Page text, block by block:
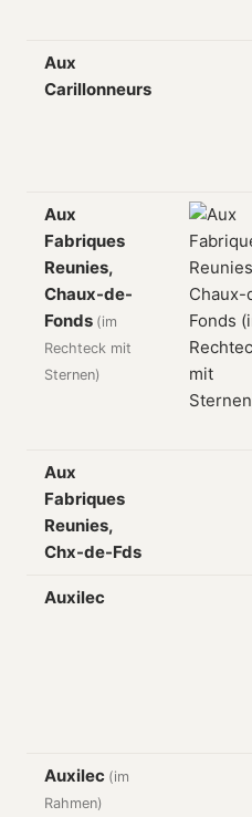
Aux
Carillonneurs
Aux
Fabriques
Reunies,
Chaux-de-
Fonds (im
Rechteck mit
Sternen)
Aux
Fabriques
Reunies,
Chx-de-Fds
Auxilec
Auxilec (im
Rahmen)